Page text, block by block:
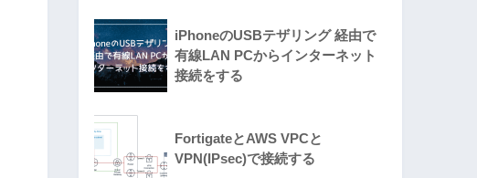
iPhoneのUSBテザリング 経由で
有線LAN PCからインターネット
接続をする
FortigateとAWS VPCと
VPN(IPsec)で接続する